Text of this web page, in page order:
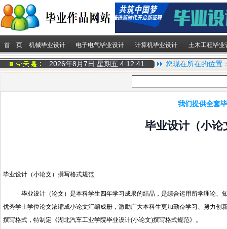
首 页 机械毕业设计 电子电气毕业设计 计算机毕业设计 土木工程毕业
2026年8月7日 星期五 4:12:41 您现在所在的位置
我们提供全套
毕业设计（小论
毕业设计（小论文）撰写格式规范
毕业设计（论文）是本科学生四年学习成果的结晶，是综合运用所学理论、知
优秀学士学位论文浓缩成小论文汇编成册，激励广大本科生更加勤奋学习、努力
撰写格式，特制定《湖北汽车工业学院毕业设计(小论文)撰写格式规范》。